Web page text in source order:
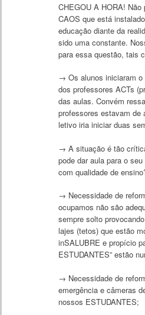
CHEGOU A HORA!
CAOS que está
educação diante da
sido uma constante.
para essa questão, tais
→ Os alunos iniciaram o
dos professores ACTs
das aulas. Convém
professores estavam de
letivo iria iniciar duas
→ A situação é tão
pode dar aula para o
com qualidade de
→ Necessidade de
ocupamos não são
sempre solto
lajes (tetos) que estão
inSALUBRE e propício
ESTUDANTES” estão
→ Necessidade de
emergência e câmeras
nossos ESTUDANTES;